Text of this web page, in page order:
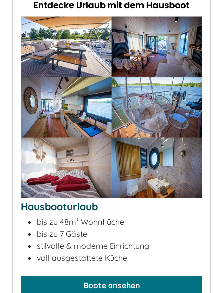
Hausbooturlaub
bis zu 48m² Wohnfläche
bis zu 7 Gäste
stilvolle & moderne Einrichtung
voll ausgestattete Küche
Boote ansehen